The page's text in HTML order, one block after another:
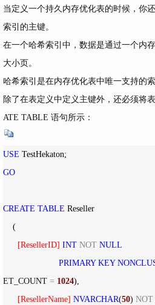
当定义一个持久内存优化表的时候，你
索引的主键。
在一个哈希索引中，数据是通过一个内
大小页。
哈希索引是在内存优化表中唯一支持的索
除了在表定义中定义主键外，还必须将
ATE TABLE 语句所示：
USE
GO
CREATE TABLE Reseller
[ResellerID] INT NOT NULL
PRIMARY KEY
ET_COUNT = 1024),
[ResellerName] NVARCHAR(50) NOT